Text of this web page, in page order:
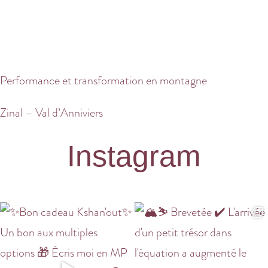
Performance et transformation en montagne
Zinal – Val d’Anniviers
Instagram